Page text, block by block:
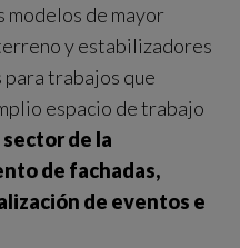
modelos de mayor
y estabilizadores
trabajos que
espacio de trabajo
de la
de fachadas,
de eventos e